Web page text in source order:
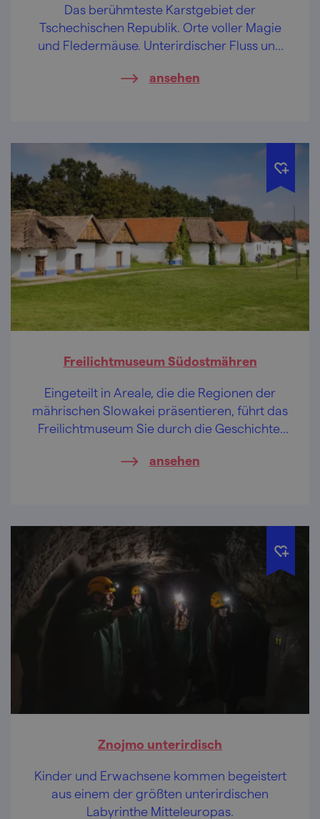
Das berühmteste Karstgebiet der
Tschechischen Republik. Orte voller Magie
und Fledermäuse. Unterirdischer Fluss und
ansehen
Freilichtmuseum Südostmähren
Eingeteilt in Areale, die die Regionen der
mährischen Slowakei präsentieren, führt das
Freilichtmuseum Sie durch die Geschichte,
lebendige Folklore
ansehen
Znojmo unterirdisch
Kinder und Erwachsene kommen begeistert
aus einem der größten unterirdischen
Labyrinthe Mitteleuropas.